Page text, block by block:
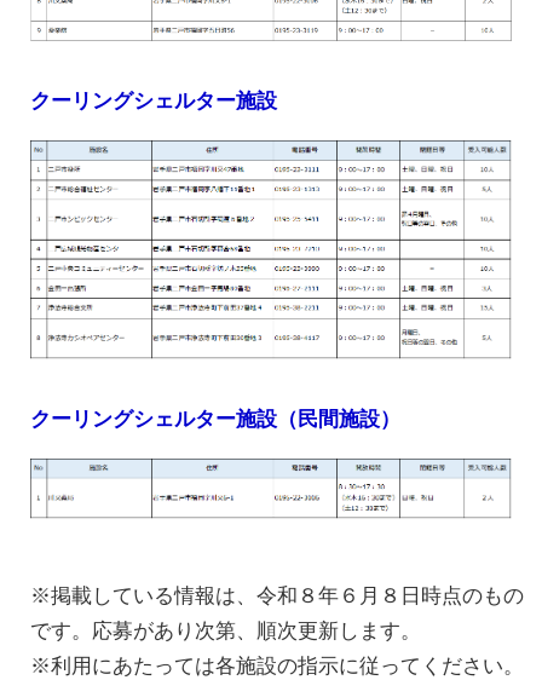
クーリングシェルター施設
クーリングシェルター施設（民間施設）
※掲載している情報は、令和８年６月８日時点のもの
です。応募があり次第、順次更新します。
※利用にあたっては各施設の指示に従ってください。